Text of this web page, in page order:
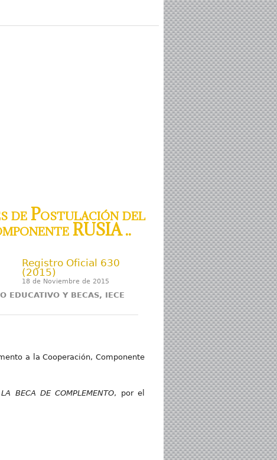
de Postulación del
RUSIA ..
Registro Oficial 630
(2015)
18 de Noviembre de 2015
EDUCATIVO Y BECAS, IECE
a la Cooperación, Componente
BECA DE COMPLEMENTO, por el